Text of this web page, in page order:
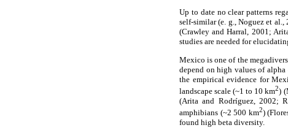
Up to date no clear patterns
self-similar (e. g., Noguez et
(Crawley and Harral, 2001;
studies are needed for
Mexico is one of the
depend on high values of
the empirical evidence for
landscape scale (~1 to 10 km2)
(Arita and Rodríguez, 2002;
amphibians (~2 500 km2)
found high beta diversity.